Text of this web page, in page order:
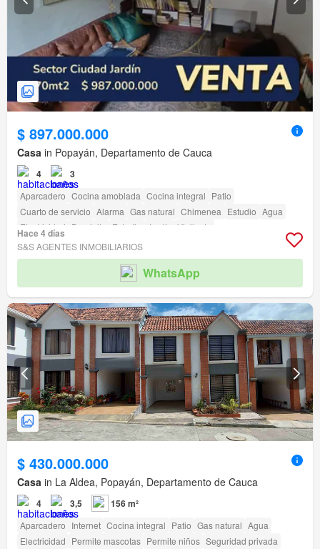
$ 897.000.000
Casa in Popayán, Departamento de Cauca
4 3
Aparcadero Cocina amoblada Cocina integral Patio
Cuarto de servicio Alarma Gas natural Chimenea Estudio Agua
Electricidad Depósito Estudio Jardín Vigilante
Hace 4 días
S&S AGENTES INMOBILIARIOS
WhatsApp
$ 430.000.000
Casa in La Aldea, Popayán, Departamento de Cauca
4 3,5 156 m²
Aparcadero Internet Cocina integral Patio Gas natural Agua
Electricidad Permite mascotas Permite niños Seguridad privada